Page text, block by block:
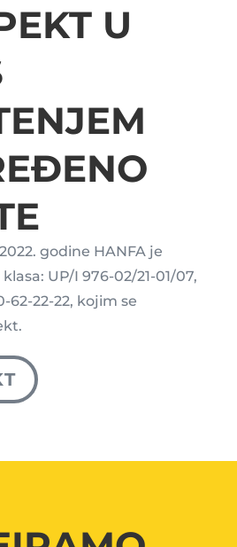
U
godine HANFA je
UP/I 976-02/21-01/07,
62-22-22, kojim se